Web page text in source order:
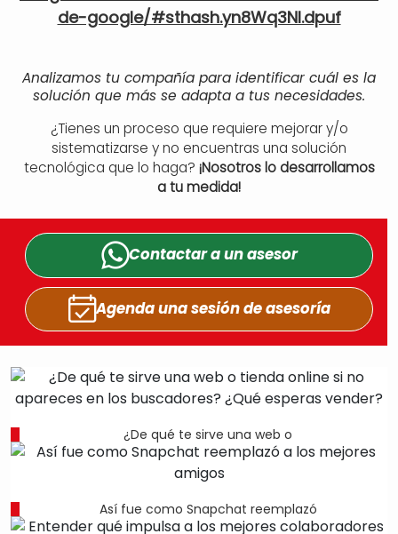
de-google/#sthash.yn8Wq3NI.dpuf
Analizamos tu compañía para identificar cuál es la
solución que más se adapta a tus necesidades.
¿Tienes un proceso que requiere mejorar y/o
sistematizarse y no encuentras una solución
tecnológica que lo haga? ¡Nosotros lo desarrollamos
a tu medida!
Contactar a unasesor
Agenda una sesiónde asesoría
¿De qué te sirve una web o
Así fue como Snapchat reemplazó